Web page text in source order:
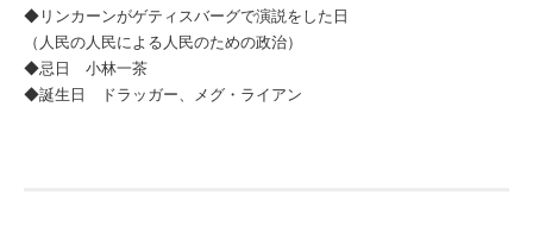
◆リンカーンがゲティスバーグで演説をした日
（人民の人民による人民のための政治）
◆忌日 小林一茶
◆誕生日 ドラッガー、メグ・ライアン